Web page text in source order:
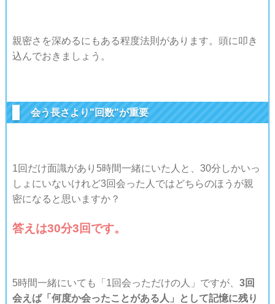
親密さを深めるにもある程度法則があります。頭に叩き
込んでおきましょう。
会う長さより"回数"が重要
1回だけ面識があり5時間一緒にいた人と、30分しかいっ
しょにいないけれど3回会った人ではどちらのほうが親
密になると思いますか？
答えは30分3回です。
5時間一緒にいても「1回会っただけの人」ですが、 3回
会えば「何度か会ったことがある人」として記憶に残り